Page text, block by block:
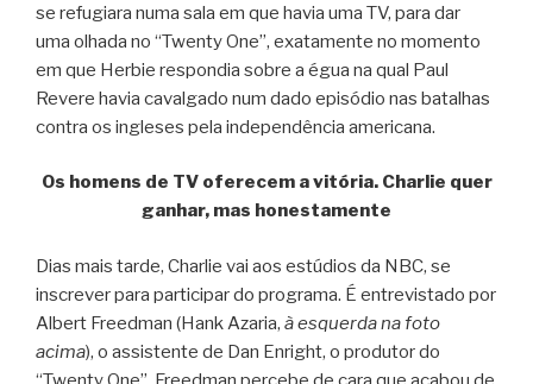
se refugiara numa sala em que havia uma TV, para dar
uma olhada no “Twenty One”, exatamente no momento
em que Herbie respondia sobre a égua na qual Paul
Revere havia cavalgado num dado episódio nas batalhas
contra os ingleses pela independência americana.
Os homens de TV oferecem a vitória. Charlie quer
ganhar, mas honestamente
Dias mais tarde, Charlie vai aos estúdios da NBC, se
inscrever para participar do programa. É entrevistado por
Albert Freedman (Hank Azaria, à esquerda na foto
acima), o assistente de Dan Enright, o produtor do